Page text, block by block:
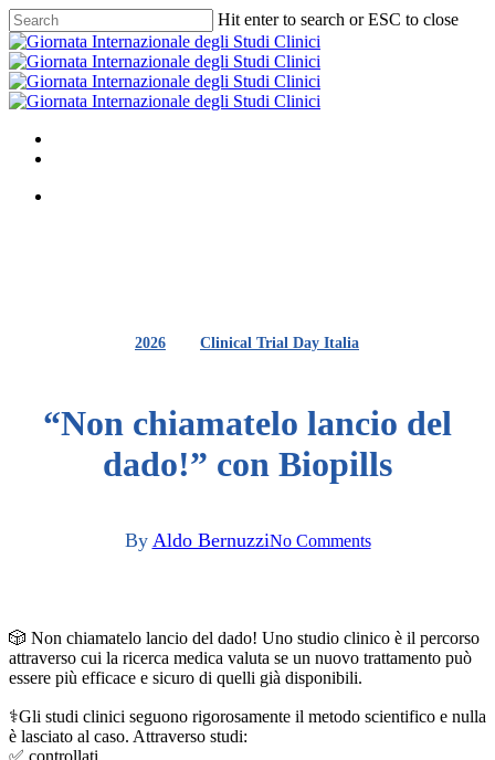
Skip
to
main
content
Hit enter to search or ESC to close
Close
Search
Menu
2026 Clinical Trial Day Italia
“Non chiamatelo lancio del
dado!” con Biopills
By Aldo BernuzziNo Comments
🎲 Non chiamatelo lancio del dado! Uno studio clinico è il percorso
attraverso cui la ricerca medica valuta se un nuovo trattamento può
essere più efficace e sicuro di quelli già disponibili.
⚕️Gli studi clinici seguono rigorosamente il metodo scientifico e nulla
è lasciato al caso. Attraverso studi:
✅ controllati